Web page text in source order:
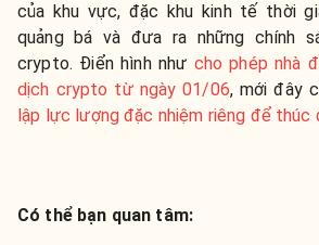
của khu vực, đặc khu kinh tế thời
quảng bá và đưa ra những chính
crypto. Điển hình như cho phép nhà
dịch crypto từ ngày 01/06, mới đây
lập lực lượng đặc nhiệm riêng để thúc
Có thể bạn quan tâm: